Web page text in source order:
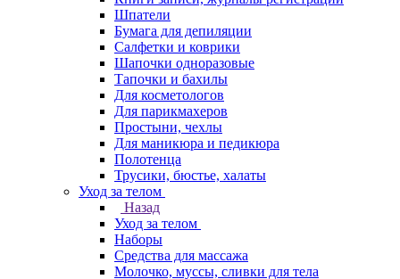
Шпатели
Бумага для депиляции
Салфетки и коврики
Шапочки одноразовые
Тапочки и бахилы
Для косметологов
Для парикмахеров
Простыни, чехлы
Для маникюра и педикюра
Полотенца
Трусики, бюстье, халаты
Уход за телом
Назад
Уход за телом
Наборы
Средства для массажа
Молочко, муссы, сливки для тела